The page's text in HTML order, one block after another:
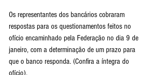
Os representantes dos bancários cobraram
respostas para os questionamentos feitos no
ofício encaminhado pela Federação no dia 9 de
janeiro, com a determinação de um prazo para
que o banco responda. (Confira a íntegra do
ofício).